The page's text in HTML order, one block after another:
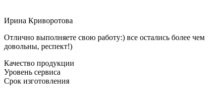
Ирина Криворотова
Отлично выполняете свою работу:) все остались более чем
довольны, респект!)
Качество продукции
Уровень сервиса
Срок изготовления